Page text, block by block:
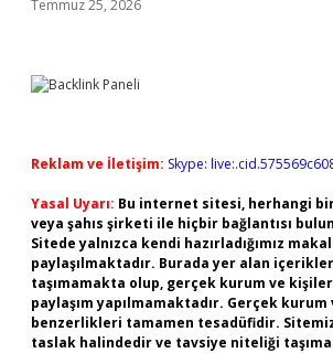
Temmuz 25, 2026
Reklam ve İletişim: Skype:
Yasal Uyarı: Bu internet sitesi, herhangi
veya şahıs şirketi ile hiçbir bağlantısı
Sitede yalnızca kendi hazırladığımız
paylaşılmaktadır. Burada yer alan
taşımamakta olup, gerçek kurum ve
paylaşım yapılmamaktadır. Gerçek
benzerlikleri tamamen tesadüfidir.
taslak halindedir ve tavsiye niteliği